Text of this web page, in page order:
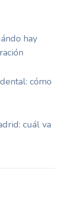
hay
cómo
cuál va